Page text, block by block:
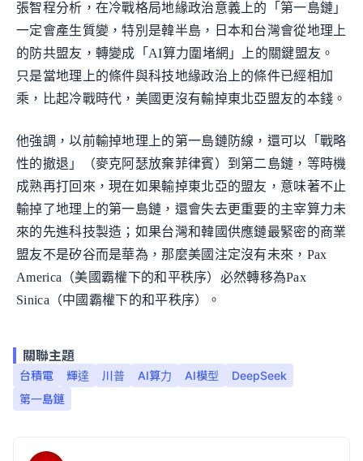
張智程分析，在冷戰格局地緣政治意義上的「第一島鏈」
一定會產生質變，特別是韓半島，日本和台灣會從地理上
的防共盟友，轉變成「AI算力圍堵網」上的關鍵盟友。
只是當地理上的條件與科技地緣政治上的條件已經相加
乘，比起冷戰時代，美國更沒有輸掉東北亞盟友的本錢。
他強調，以前輸掉地理上的第一島鏈防線，還可以「戰略
性的撤退」（麥克阿瑟放棄菲律賓）到第二島鏈，等時機
成熟再打回來，現在如果輸掉東北亞的盟友，意味著不止
輸掉了地理上的第一島鏈，還會失去更重要的主宰算力未
來的先進科技製造；如果台灣和韓國供應鏈最緊密的商業
盟友不是矽谷而是華為，那麼美國注定沒有未來，Pax
America（美國霸權下的和平秩序）必然轉移為Pax
Sinica（中國霸權下的和平秩序）。
關聯主題
台積電 輝達 川普 AI算力 AI模型
DeepSeek
第一島鏈